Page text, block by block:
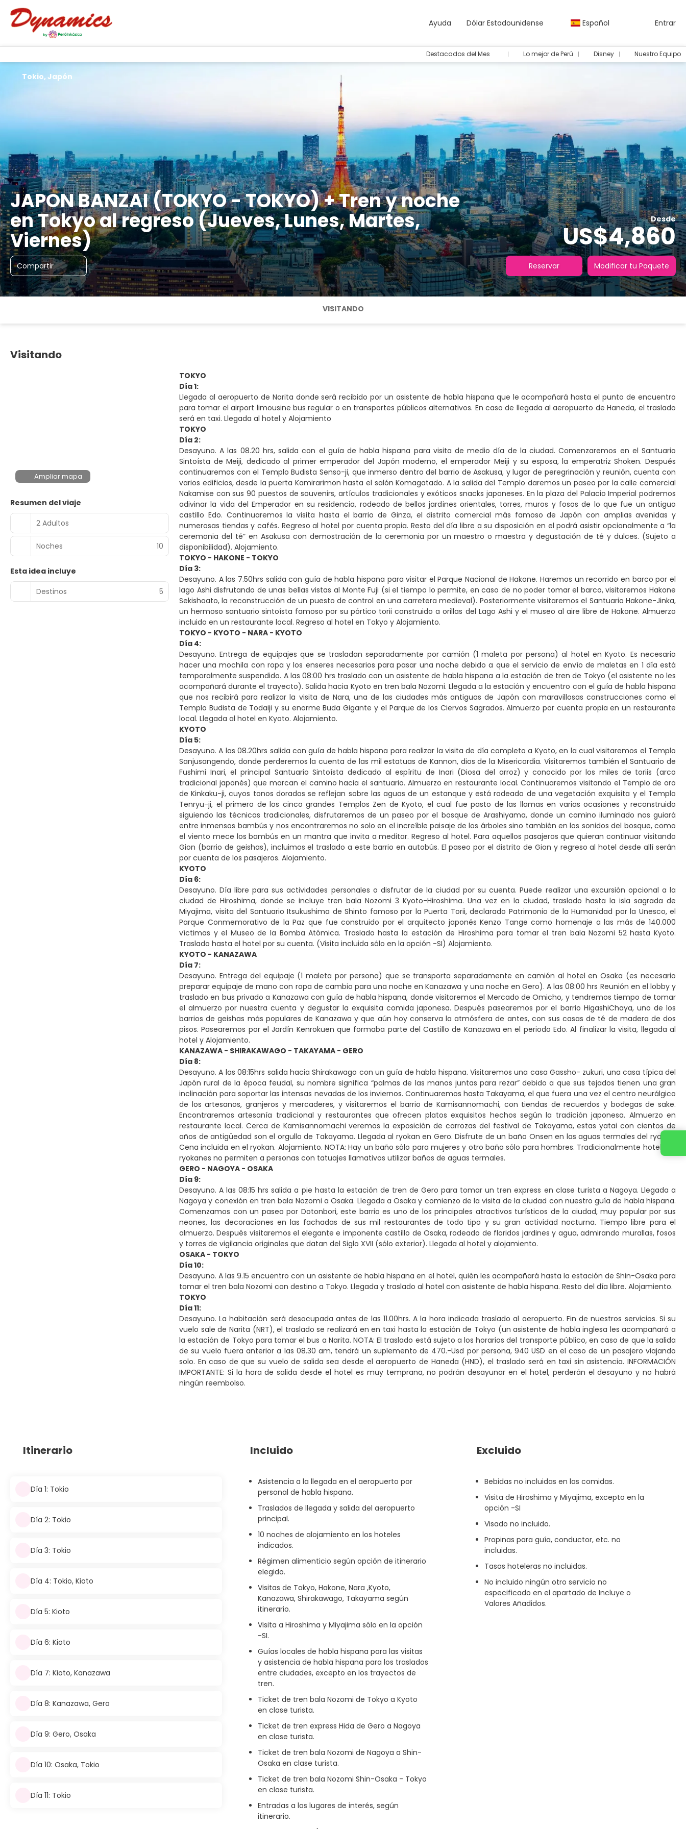
Ayuda Dólar Estadounidense Español Entrar
Destacados del Mes Lo mejor de Perú Disney Nuestro Equipo
JAPON BANZAI (TOKYO - TOKYO) + Tren y noche
en Tokyo al regreso (Jueves, Lunes, Martes,
Viernes)
Desde
US$4,860
Compartir Reservar Modificar tu Paquete
Tokio, Japón
VISITANDO
Visitando
Ampliar mapa
Resumen del viaje
2 Adultos
Noches 10
Esta idea incluye
Destinos
5
TOKYO
Día 1:
Llegada al aeropuerto de Narita donde será recibido por un asistente de habla hispana que le acompañará hasta el punto de encuentro
para tomar el airport limousine bus regular o en transportes públicos alternativos. En caso de llegada al aeropuerto de Haneda, el traslado
será en taxi. Llegada al hotel y Alojamiento
TOKYO
Día 2:
Desayuno. A las 08.20 hrs, salida con el guía de habla hispana para visita de medio día de la ciudad. Comenzaremos en el Santuario
Sintoísta de Meiji, dedicado al primer emperador del Japón moderno, el emperador Meiji y su esposa, la emperatriz Shoken. Después
continuaremos con el Templo Budista Senso-ji, que inmerso dentro del barrio de Asakusa, y lugar de peregrinación y reunión, cuenta con
varios edificios, desde la puerta Kamirarimon hasta el salón Komagatado. A la salida del Templo daremos un paseo por la calle comercial
Nakamise con sus 90 puestos de souvenirs, artículos tradicionales y exóticos snacks japoneses. En la plaza del Palacio Imperial podremos
adivinar la vida del Emperador en su residencia, rodeado de bellos jardines orientales, torres, muros y fosos de lo que fue un antiguo
castillo Edo. Continuaremos la visita hasta el barrio de Ginza, el distrito comercial más famoso de Japón con amplias avenidas y
numerosas tiendas y cafés. Regreso al hotel por cuenta propia. Resto del día libre a su disposición en el podrá asistir opcionalmente a “la
ceremonia del té” en Asakusa con demostración de la ceremonia por un maestro o maestra y degustación de té y dulces. (Sujeto a
disponibilidad). Alojamiento.
TOKYO - HAKONE - TOKYO
Día 3:
Desayuno. A las 7.50hrs salida con guía de habla hispana para visitar el Parque Nacional de Hakone. Haremos un recorrido en barco por el
lago Ashi disfrutando de unas bellas vistas al Monte Fuji (si el tiempo lo permite, en caso de no poder tomar el barco, visitaremos Hakone
Sekishoato, la reconstrucción de un puesto de control en una carretera medieval). Posteriormente visitaremos el Santuario Hakone-Jinka,
un hermoso santuario sintoísta famoso por su pórtico torii construido a orillas del Lago Ashi y el museo al aire libre de Hakone. Almuerzo
incluido en un restaurante local. Regreso al hotel en Tokyo y Alojamiento.
TOKYO - KYOTO - NARA - KYOTO
Día 4:
Desayuno. Entrega de equipajes que se trasladan separadamente por camión (1 maleta por persona) al hotel en Kyoto. Es necesario
hacer una mochila con ropa y los enseres necesarios para pasar una noche debido a que el servicio de envío de maletas en 1 día está
temporalmente suspendido. A las 08:00 hrs traslado con un asistente de habla hispana a la estación de tren de Tokyo (el asistente no les
acompañará durante el trayecto). Salida hacia Kyoto en tren bala Nozomi. Llegada a la estación y encuentro con el guía de habla hispana
que nos recibirá para realizar la visita de Nara, una de las ciudades más antiguas de Japón con maravillosas construcciones como el
Templo Budista de Todaiji y su enorme Buda Gigante y el Parque de los Ciervos Sagrados. Almuerzo por cuenta propia en un restaurante
local. Llegada al hotel en Kyoto. Alojamiento.
KYOTO
Día 5:
Desayuno. A las 08.20hrs salida con guía de habla hispana para realizar la visita de día completo a Kyoto, en la cual visitaremos el Templo
Sanjusangendo, donde perderemos la cuenta de las mil estatuas de Kannon, dios de la Misericordia. Visitaremos también el Santuario de
Fushimi Inari, el principal Santuario Sintoísta dedicado al espíritu de Inari (Diosa del arroz) y conocido por los miles de toriis (arco
tradicional japonés) que marcan el camino hacia el santuario. Almuerzo en restaurante local. Continuaremos visitando el Templo de oro
de Kinkaku-ji, cuyos tonos dorados se reflejan sobre las aguas de un estanque y está rodeado de una vegetación exquisita y el Templo
Tenryu-ji, el primero de los cinco grandes Templos Zen de Kyoto, el cual fue pasto de las llamas en varias ocasiones y reconstruido
siguiendo las técnicas tradicionales, disfrutaremos de un paseo por el bosque de Arashiyama, donde un camino iluminado nos guiará
entre inmensos bambús y nos encontraremos no solo en el increíble paisaje de los árboles sino también en los sonidos del bosque, como
el viento mece los bambús en un mantra que invita a meditar. Regreso al hotel. Para aquellos pasajeros que quieran continuar visitando
Gion (barrio de geishas), incluimos el traslado a este barrio en autobús. El paseo por el distrito de Gion y regreso al hotel desde allí serán
por cuenta de los pasajeros. Alojamiento.
KYOTO
Día 6:
Desayuno. Día libre para sus actividades personales o disfrutar de la ciudad por su cuenta. Puede realizar una excursión opcional a la
ciudad de Hiroshima, donde se incluye tren bala Nozomi 3 Kyoto-Hiroshima. Una vez en la ciudad, traslado hasta la isla sagrada de
Miyajima, visita del Santuario Itsukushima de Shinto famoso por la Puerta Torii, declarado Patrimonio de la Humanidad por la Unesco, el
Parque Conmemorativo de la Paz que fue construido por el arquitecto japonés Kenzo Tange como homenaje a las más de 140.000
víctimas y el Museo de la Bomba Atómica. Traslado hasta la estación de Hiroshima para tomar el tren bala Nozomi 52 hasta Kyoto.
Traslado hasta el hotel por su cuenta. (Visita incluida sólo en la opción -SI) Alojamiento.
KYOTO - KANAZAWA
Día 7:
Desayuno. Entrega del equipaje (1 maleta por persona) que se transporta separadamente en camión al hotel en Osaka (es necesario
preparar equipaje de mano con ropa de cambio para una noche en Kanazawa y una noche en Gero). A las 08:00 hrs Reunión en el lobby y
traslado en bus privado a Kanazawa con guía de habla hispana, donde visitaremos el Mercado de Omicho, y tendremos tiempo de tomar
el almuerzo por nuestra cuenta y degustar la exquisita comida japonesa. Después pasearemos por el barrio HigashiChaya, uno de los
barrios de geishas más populares de Kanazawa y que aún hoy conserva la atmósfera de antes, con sus casas de té de madera de dos
pisos. Pasearemos por el Jardín Kenrokuen que formaba parte del Castillo de Kanazawa en el periodo Edo. Al finalizar la visita, llegada al
hotel y Alojamiento.
KANAZAWA - SHIRAKAWAGO - TAKAYAMA - GERO
Día 8:
Desayuno. A las 08:15hrs salida hacia Shirakawago con un guía de habla hispana. Visitaremos una casa Gassho- zukuri, una casa típica del
Japón rural de la época feudal, su nombre significa “palmas de las manos juntas para rezar” debido a que sus tejados tienen una gran
inclinación para soportar las intensas nevadas de los inviernos. Continuaremos hasta Takayama, el que fuera una vez el centro neurálgico
de los artesanos, granjeros y mercaderes, y visitaremos el barrio de Kamisannomachi, con tiendas de recuerdos y bodegas de sake.
Encontraremos artesanía tradicional y restaurantes que ofrecen platos exquisitos hechos según la tradición japonesa. Almuerzo en
restaurante local. Cerca de Kamisannomachi veremos la exposición de carrozas del festival de Takayama, estas yatai con cientos de
años de antigüedad son el orgullo de Takayama. Llegada al ryokan en Gero. Disfrute de un baño Onsen en las aguas termales del ryokan.
Cena incluida en el ryokan. Alojamiento. NOTA: Hay un baño sólo para mujeres y otro baño sólo para hombres. Tradicionalmente hoteles y
ryokanes no permiten a personas con tatuajes llamativos utilizar baños de aguas termales.
GERO - NAGOYA - OSAKA
Día 9:
Desayuno. A las 08:15 hrs salida a pie hasta la estación de tren de Gero para tomar un tren express en clase turista a Nagoya. Llegada a
Nagoya y conexión en tren bala Nozomi a Osaka. Llegada a Osaka y comienzo de la visita de la ciudad con nuestro guía de habla hispana.
Comenzamos con un paseo por Dotonbori, este barrio es uno de los principales atractivos turísticos de la ciudad, muy popular por sus
neones, las decoraciones en las fachadas de sus mil restaurantes de todo tipo y su gran actividad nocturna. Tiempo libre para el
almuerzo. Después visitaremos el elegante e imponente castillo de Osaka, rodeado de floridos jardines y agua, admirando murallas, fosos
y torres de vigilancia originales que datan del Siglo XVII (sólo exterior). Llegada al hotel y alojamiento.
OSAKA - TOKYO
Día 10:
Desayuno. A las 9.15 encuentro con un asistente de habla hispana en el hotel, quién les acompañará hasta la estación de Shin-Osaka para
tomar el tren bala Nozomi con destino a Tokyo. Llegada y traslado al hotel con asistente de habla hispana. Resto del día libre. Alojamiento.
TOKYO
Día 11:
Desayuno. La habitación será desocupada antes de las 11.00hrs. A la hora indicada traslado al aeropuerto. Fin de nuestros servicios. Si su
vuelo sale de Narita (NRT), el traslado se realizará en en taxi hasta la estación de Tokyo (un asistente de habla inglesa les acompañará a
la estación de Tokyo para tomar el bus a Narita. NOTA: El traslado está sujeto a los horarios del transporte público, en caso de que la salida
de su vuelo fuera anterior a las 08.30 am, tendrá un suplemento de 470.-Usd por persona, 940 USD en el caso de un pasajero viajando
solo. En caso de que su vuelo de salida sea desde el aeropuerto de Haneda (HND), el traslado será en taxi sin asistencia. INFORMACIÓN
IMPORTANTE: Si la hora de salida desde el hotel es muy temprana, no podrán desayunar en el hotel, perderán el desayuno y no habrá
ningún reembolso.
Itinerario
Día 1: Tokio
Día 2: Tokio
Día 3: Tokio
Día 4: Tokio, Kioto
Día 5: Kioto
Día 6: Kioto
Día 7: Kioto, Kanazawa
Día 8: Kanazawa, Gero
Día 9: Gero, Osaka
Día 10: Osaka, Tokio
Día 11: Tokio
Incluido
Asistencia a la llegada en el aeropuerto por
personal de habla hispana.
Traslados de llegada y salida del aeropuerto
principal.
10 noches de alojamiento en los hoteles
indicados.
Régimen alimenticio según opción de itinerario
elegido.
Visitas de Tokyo, Hakone, Nara ,Kyoto,
Kanazawa, Shirakawago, Takayama según
itinerario.
Visita a Hiroshima y Miyajima sólo en la opción
-SI.
Guías locales de habla hispana para las visitas
y asistencia de habla hispana para los traslados
entre ciudades, excepto en los trayectos de
tren.
Ticket de tren bala Nozomi de Tokyo a Kyoto
en clase turista.
Ticket de tren express Hida de Gero a Nagoya
en clase turista.
Ticket de tren bala Nozomi de Nagoya a Shin-
Osaka en clase turista.
Ticket de tren bala Nozomi Shin-Osaka - Tokyo
en clase turista.
Entradas a los lugares de interés, según
itinerario.
Excluido
Bebidas no incluidas en las comidas.
Visita de Hiroshima y Miyajima, excepto en la
opción -SI
Visado no incluido.
Propinas para guía, conductor, etc. no
incluidas.
Tasas hoteleras no incluidas.
No incluido ningún otro servicio no
especificado en el apartado de Incluye o
Valores Añadidos.
Contacta con nosotros